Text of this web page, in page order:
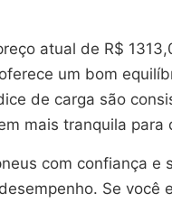
atual de R$
um bom
de carga são
mais tranquila
com confiança
Se